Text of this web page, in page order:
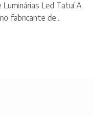
Luminárias Led Tatuí A
fabricante de...